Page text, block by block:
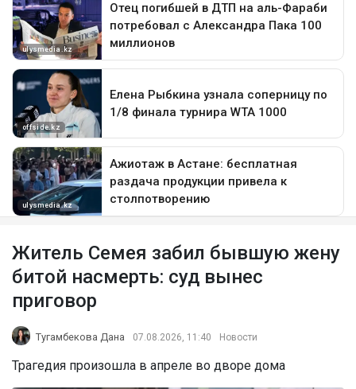
Житель Семея забил бывшую жену
битой насмерть: суд вынес
приговор
Тугамбекова Дана 07.08.2026, 11:40 Новости
Трагедия произошла в апреле во дворе дома